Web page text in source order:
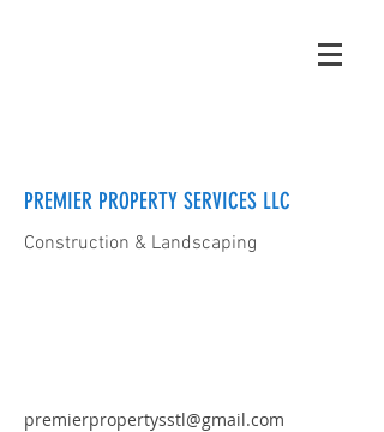
PREMIER PROPERTY SERVICES LLC
Construction & Landscaping
premierpropertysstl@gmail.com